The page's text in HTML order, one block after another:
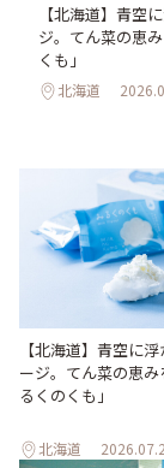
【北海道】青空
ジ。てん菜の恵
くも」
北海道
【北海道】青空に
ージ。てん菜の恵
るくのくも」
北海道